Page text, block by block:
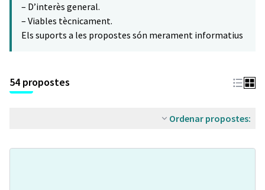
– D’interès general.
– Viables tècnicament.
Els suports a les propostes són merament informatius
54 propostes
Ordenar propostes: